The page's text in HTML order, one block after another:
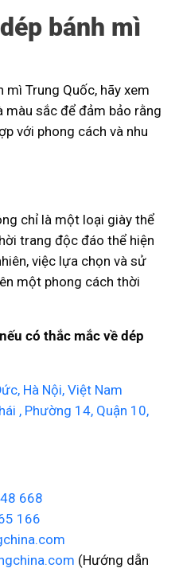
bánh mì
Trung Quốc, hãy xem
màu sắc để đảm bảo rằng
với phong cách và nhu
chỉ là một loại giày thể
trang độc đáo thể hiện
việc lựa chọn và sử
một phong cách thời
có thắc mắc về dép
Hà Nội, Việt Nam
, Phường 14, Quận 10,
668
166
(Hướng dẫn